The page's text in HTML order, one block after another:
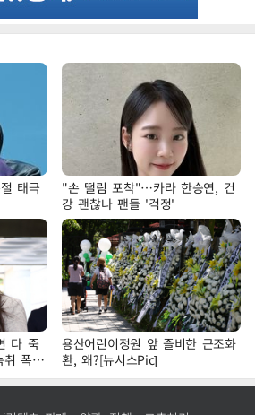
태극
"손 떨림 포착"…카라 한승연, 건
강 괜찮나 팬들 '걱정'
다 죽
폭로
용산어린이정원 앞 즐비한 근조화
환, 왜?[뉴시스Pic]